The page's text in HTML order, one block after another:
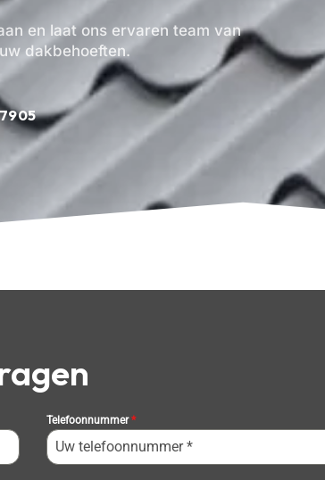
en laat ons ervaren team van
dakbehoeften.
Telefoonnummer*